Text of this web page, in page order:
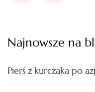
Najnowsze na
Pierś z kurczaka po